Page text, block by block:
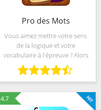
Pro des Mots
Vous aimez mettre votre sens
de la logique et votre
vocabulaire à l'épreuve ? Alors
TÉLÉCHARGEZ « Pro des mots »
pour vous remuer les méninges
GRATUITEMENT ! Les règles du
jeu sont simples :
4.7